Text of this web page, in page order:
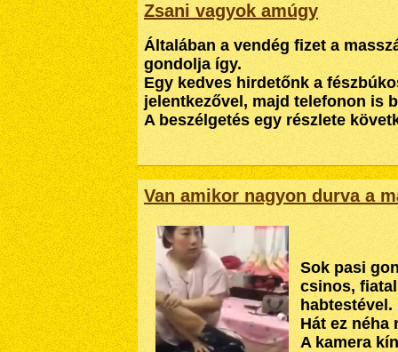
Zsani vagyok amúgy
Általában a vendég fizet a
gondolja így.
Egy kedves hirdetőnk a
jelentkezővel, majd telefonon is
A beszélgetés egy részlete
Van amikor nagyon durva a
Sok pasi
csinos,
habtestével.
Hát ez néha
A kamera